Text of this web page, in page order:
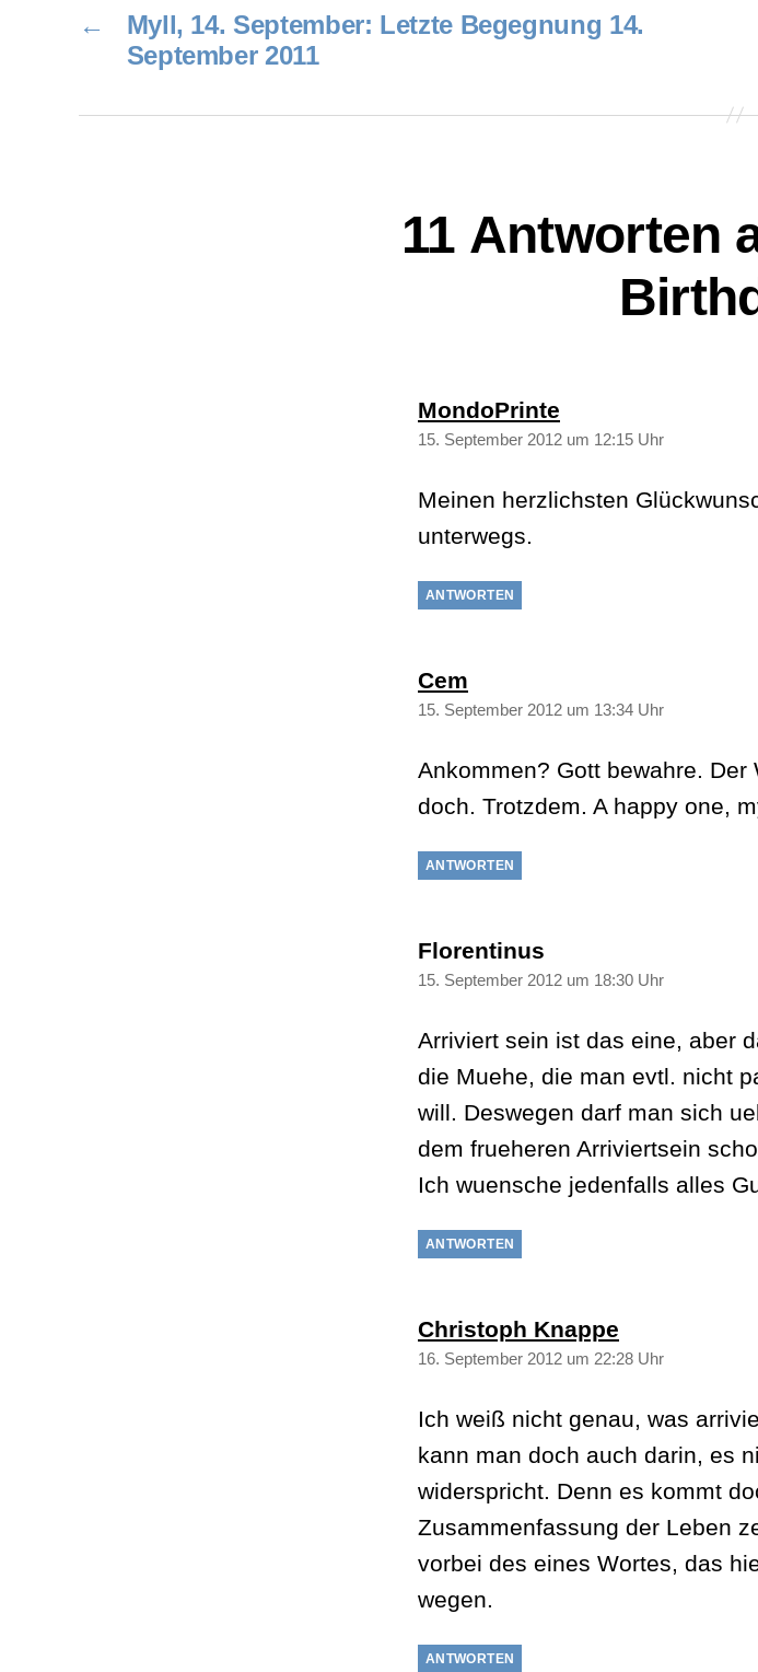
←
Myll, 14. September: Letzte Begegnung 14.
September 2011
11 Antworten
MondoPrinte
15. September 2012 um 12:15 Uhr
Meinen herzlichsten
unterwegs.
ANTWORTEN
Cem
15. September 2012 um 13:34 Uhr
Ankommen? Gott bewahre.
doch. Trotzdem. A happy one,
ANTWORTEN
Florentinus
15. September 2012 um 18:30 Uhr
Arriviert sein ist das eine, aber
die Muehe, die man evtl. nicht
will. Deswegen darf man sich
dem frueheren Arriviertsein
Ich wuensche jedenfalls alles
ANTWORTEN
Christoph Knappe
16. September 2012 um 22:28 Uhr
Ich weiß nicht genau, was
kann man doch auch darin, es
widerspricht. Denn es kommt
Zusammenfassung der Leben
vorbei des eines Wortes, das
wegen.
ANTWORTEN